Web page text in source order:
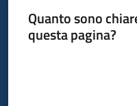
Quanto sono
questa pagina?